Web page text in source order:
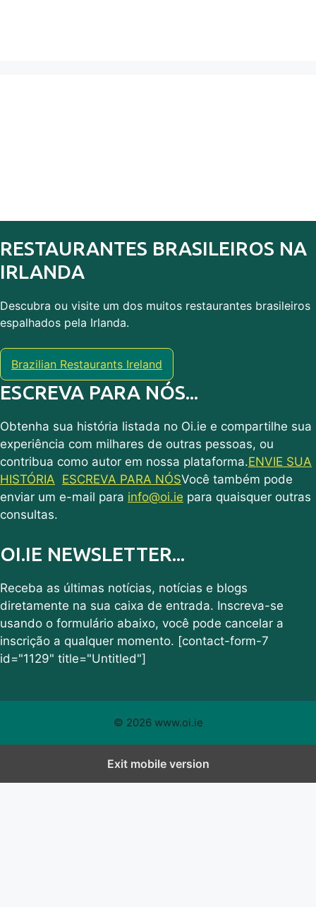
RESTAURANTES BRASILEIROS NA
IRLANDA
Descubra ou visite um dos muitos restaurantes brasileiros
espalhados pela Irlanda.
Brazilian Restaurants Ireland
ESCREVA PARA NÓS...
Obtenha sua história listada no Oi.ie e compartilhe sua
experiência com milhares de outras pessoas, ou
contribua como autor em nossa plataforma.ENVIE SUA
HISTÓRIA ESCREVA PARA NÓSVocê também pode
enviar um e-mail para info@oi.ie para quaisquer outras
consultas.
OI.IE NEWSLETTER...
Receba as últimas notícias, notícias e blogs
diretamente na sua caixa de entrada. Inscreva-se
usando o formulário abaixo, você pode cancelar a
inscrição a qualquer momento. [contact-form-7
id="1129" title="Untitled"]
© 2026 www.oi.ie
Exit mobile version